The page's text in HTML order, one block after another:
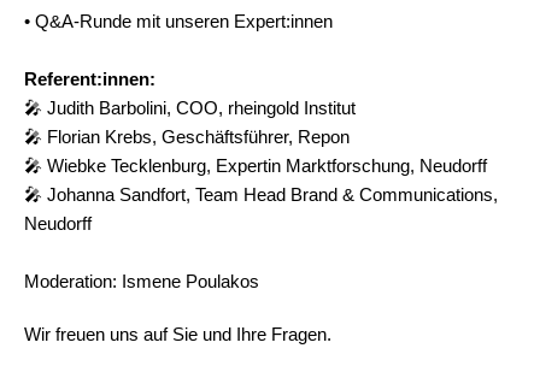
• Q&A-Runde mit unseren Expert:innen
Referent:innen:
🎤 Judith Barbolini, COO, rheingold Institut
🎤 Florian Krebs, Geschäftsführer, Repon
🎤 Wiebke Tecklenburg, Expertin Marktforschung, Neudorff
🎤 Johanna Sandfort, Team Head Brand & Communications,
Neudorff
Moderation: Ismene Poulakos
Wir freuen uns auf Sie und Ihre Fragen.